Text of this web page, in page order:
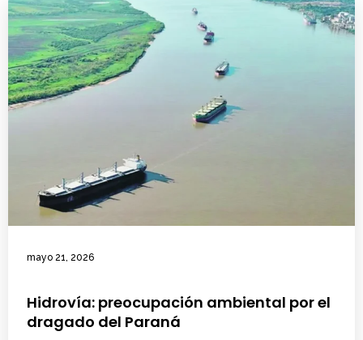
mayo 21, 2026
Hidrovía: preocupación ambiental por el
dragado del Paraná